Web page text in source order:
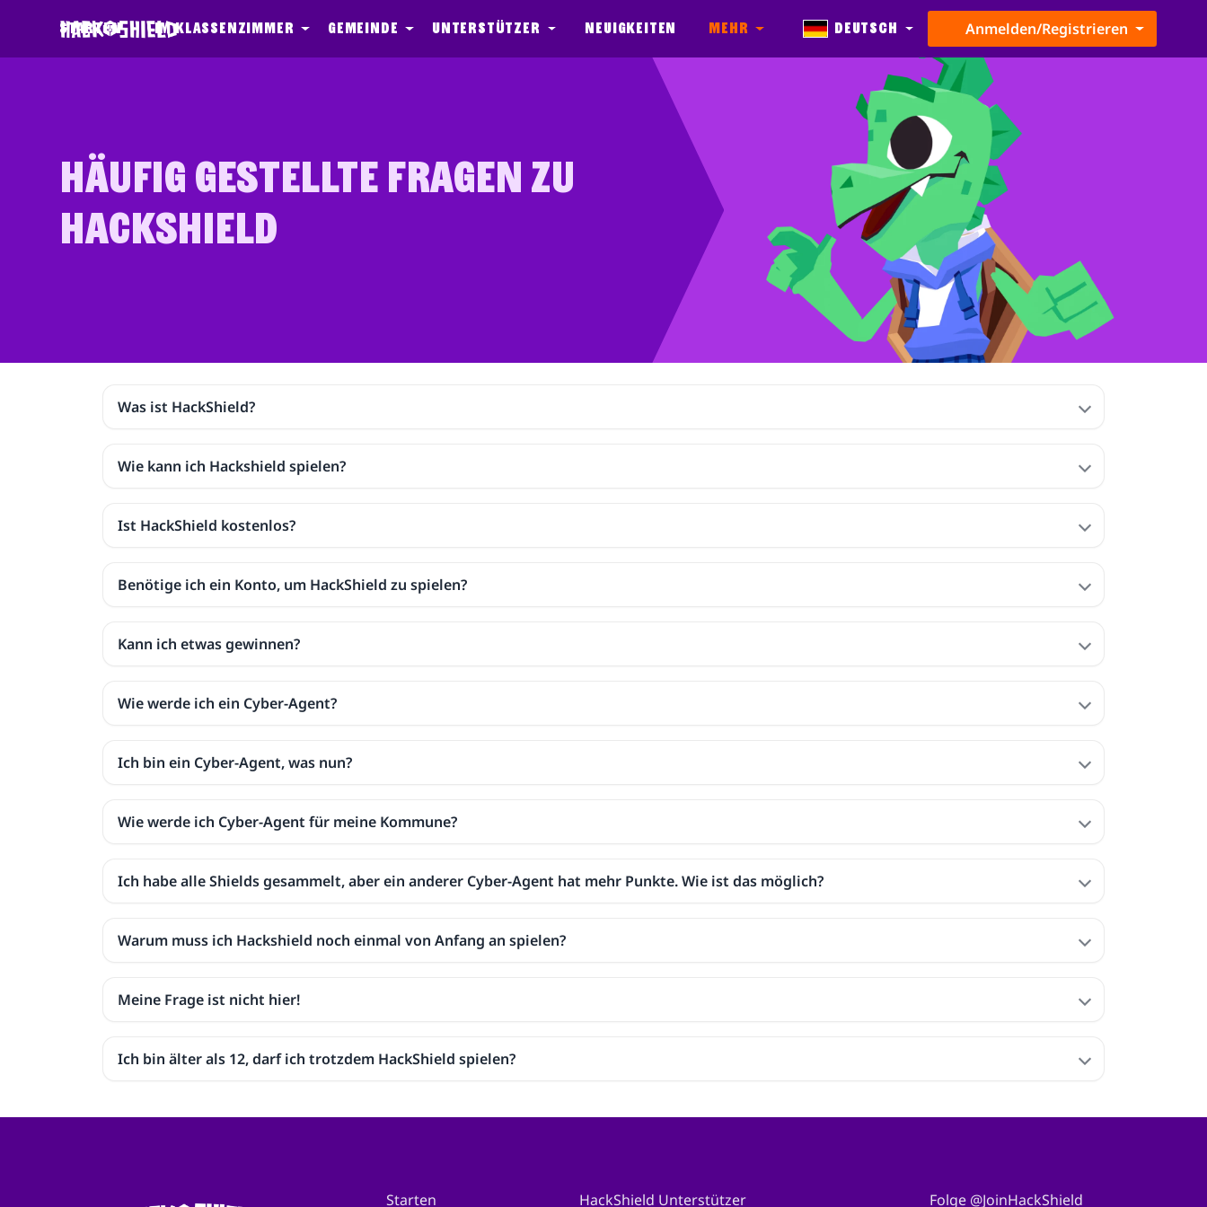
Starten Im Klassenzimmer Gemeinde Unterstützer Neuigkeiten Mehr Deutsch Anmelden/Registrieren
HÄUFIG GESTELLTE FRAGEN ZU
HACKSHIELD
Was ist HackShield?
Wie kann ich Hackshield spielen?
Ist HackShield kostenlos?
Benötige ich ein Konto, um HackShield zu spielen?
Kann ich etwas gewinnen?
Wie werde ich ein Cyber-Agent?
Ich bin ein Cyber-Agent, was nun?
Wie werde ich Cyber-Agent für meine Kommune?
Ich habe alle Shields gesammelt, aber ein anderer Cyber-Agent hat mehr Punkte. Wie ist das möglich?
Warum muss ich Hackshield noch einmal von Anfang an spielen?
Meine Frage ist nicht hier!
Ich bin älter als 12, darf ich trotzdem HackShield spielen?
Starten HackShield Unterstützer Folge @JoinHackShield